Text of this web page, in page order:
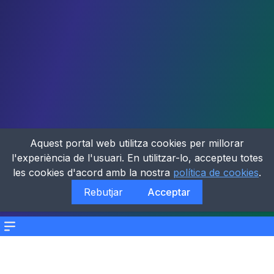
Menu
Aquest portal web utilitza cookies per millorar
l'experiència de l'usuari. En utilitzar-lo, accepteu totes
les cookies d'acord amb la nostra política de cookies.
Rebutjar
Acceptar